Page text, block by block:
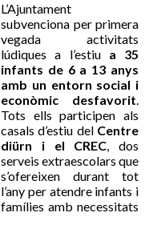
L’Ajuntament
subvenciona per primera
vegada activitats
lúdiques a l’estiu a 35
infants de 6 a 13 anys
amb un entorn social i
econòmic desfavorit.
Tots ells participen als
casals d’estiu del Centre
diürn i el CREC, dos
serveis extraescolars que
s’ofereixen durant tot
l’any per atendre infants i
famílies amb necessitats